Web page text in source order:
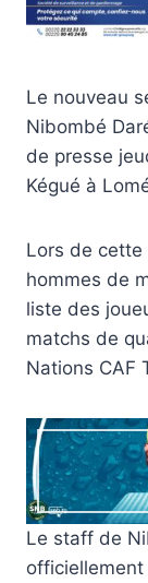
Le nouveau
Nibombé
de presse
Kégué à
Lors de cette
hommes de
liste des
matchs de
Nations CAF
Le staff de